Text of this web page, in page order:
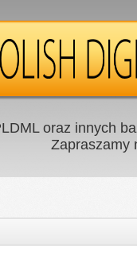
oraz innych
Zapraszamy